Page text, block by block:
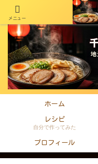
千葉在住50年以上のminiがラ
ホーム
レシピ
自分で作ってみた
プロフィール
メニュー